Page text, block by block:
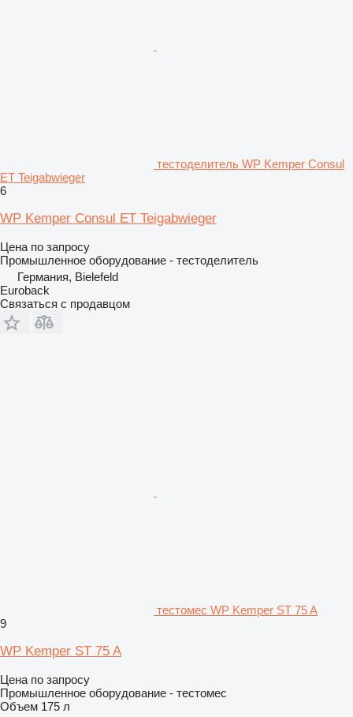
тестоделитель WP Kemper Consul
ET Teigabwieger
6
WP Kemper Consul ET Teigabwieger
Цена по запросу
Промышленное оборудование - тестоделитель
Германия, Bielefeld
Euroback
Связаться с продавцом
тестомес WP Kemper ST 75 A
9
WP Kemper ST 75 A
Цена по запросу
Промышленное оборудование - тестомес
Объем 175 л